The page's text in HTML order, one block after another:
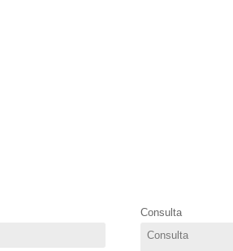
Consulta